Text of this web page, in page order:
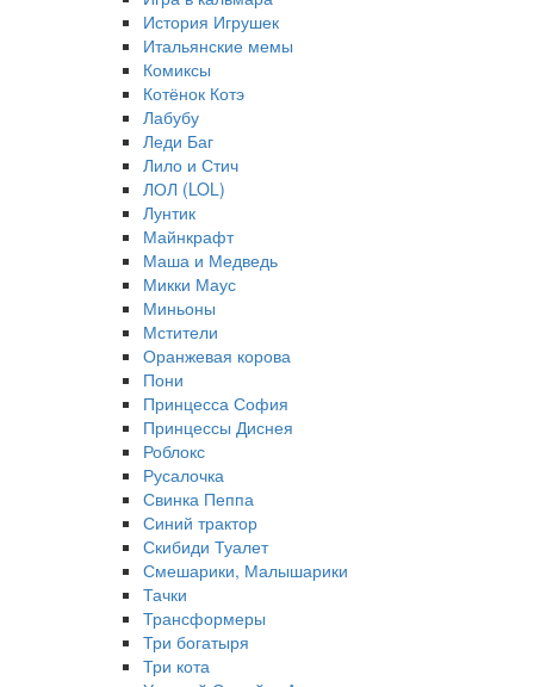
История Игрушек
Итальянские мемы
Комиксы
Котёнок Котэ
Лабубу
Леди Баг
Лило и Стич
ЛОЛ (LOL)
Лунтик
Майнкрафт
Маша и Медведь
Микки Маус
Миньоны
Мстители
Оранжевая корова
Пони
Принцесса София
Принцессы Диснея
Роблокс
Русалочка
Свинка Пеппа
Синий трактор
Скибиди Туалет
Смешарики, Малышарики
Тачки
Трансформеры
Три богатыря
Три кота